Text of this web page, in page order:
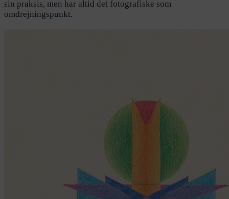
sin praksis, men har altid det fotografiske som
omdrejningspunkt.